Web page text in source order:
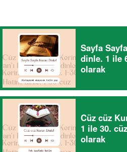
Sayfa
dinle. 1 ile
olarak
Cüz cüz
1 ile 30.
olarak